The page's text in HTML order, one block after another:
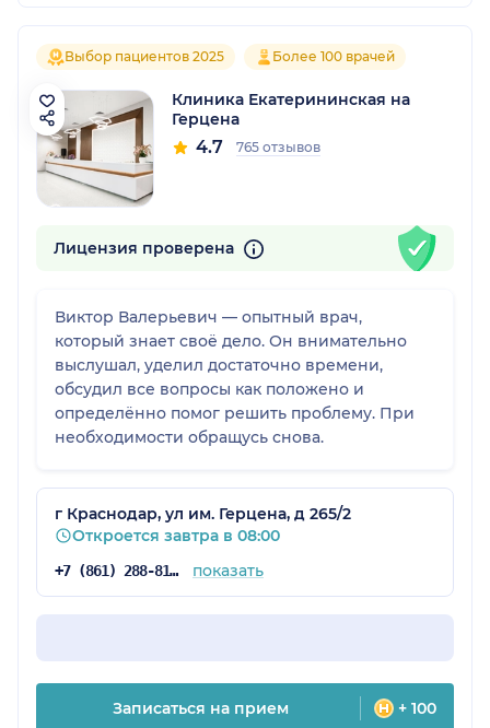
Выбор пациентов 2025 Более 100 врачей
Клиника Екатерининская на
Герцена
4.7 765 отзывов
Лицензия проверена
Виктор Валерьевич — опытный врач,
который знает своё дело. Он внимательно
выслушал, уделил достаточно времени,
обсудил все вопросы как положено и
определённо помог решить проблему. При
необходимости обращусь снова.
г Краснодар, ул им. Герцена, д 265/2
Откроется завтра в 08:00
+7 (861) 288-81-65 показать
Записаться на прием + 100